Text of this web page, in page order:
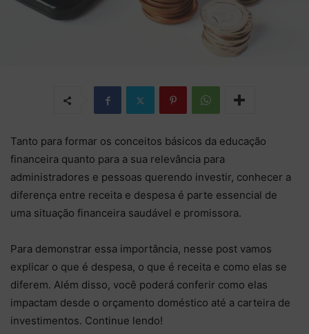
Tanto para formar os conceitos básicos da educação
financeira quanto para a sua relevância para
administradores e pessoas querendo investir, conhecer a
diferença entre receita e despesa é parte essencial de
uma situação financeira saudável e promissora.
Para demonstrar essa importância, nesse post vamos
explicar o que é despesa, o que é receita e como elas se
diferem. Além disso, você poderá conferir como elas
impactam desde o orçamento doméstico até a carteira de
investimentos. Continue lendo!